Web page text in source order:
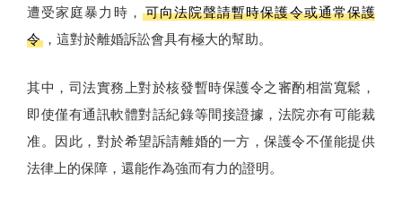
遭受家庭暴力時， 可向法院聲請暫時保護令或通常保護
令 ，這對於離婚訴訟會具有極大的幫助。
其中，司法實務上對於核發暫時保護令之審酌相當寬鬆，
即使僅有通訊軟體對話紀錄等間接證據，法院亦有可能裁
准。因此，對於希望訴請離婚的一方，保護令不僅能提供
法律上的保障，還能作為強而有力的證明。